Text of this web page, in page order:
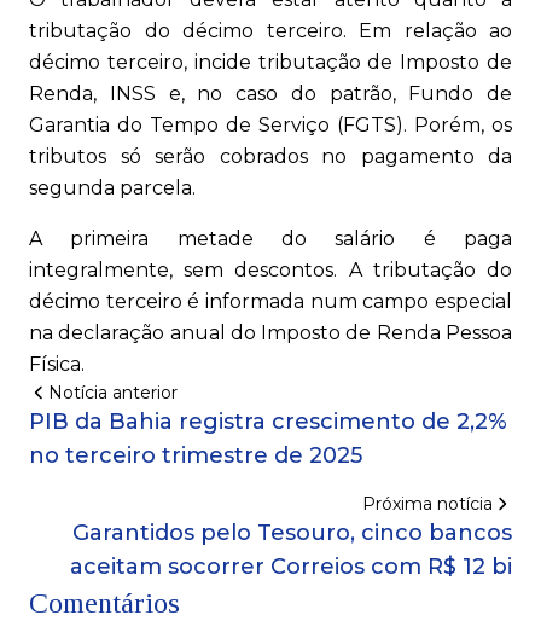
tributação do décimo terceiro. Em relação ao
décimo terceiro, incide tributação de Imposto de
Renda, INSS e, no caso do patrão, Fundo de
Garantia do Tempo de Serviço (FGTS). Porém, os
tributos só serão cobrados no pagamento da
segunda parcela.
A primeira metade do salário é paga
integralmente, sem descontos. A tributação do
décimo terceiro é informada num campo especial
na declaração anual do Imposto de Renda Pessoa
Física.
Notícia anterior
PIB da Bahia registra crescimento de 2,2%
no terceiro trimestre de 2025
Próxima notícia
Garantidos pelo Tesouro, cinco bancos
aceitam socorrer Correios com R$ 12 bi
Comentários